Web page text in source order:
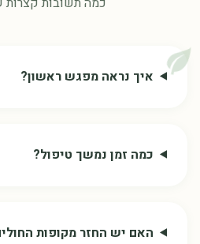
איך נראה מפגש ראשון?
כמה זמן נמשך טיפול?
האם יש החזר מקופות